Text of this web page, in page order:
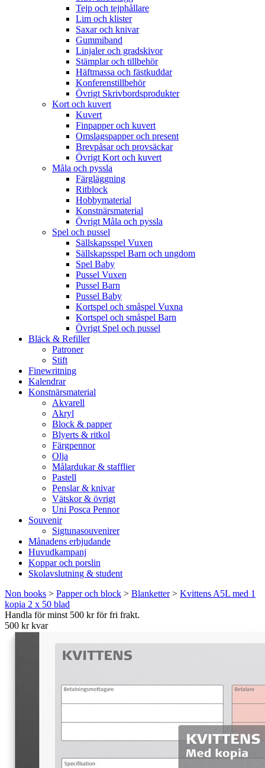
Tejp och tejphållare
Lim och klister
Saxar och knivar
Gummiband
Linjaler och gradskivor
Stämplar och tillbehör
Häftmassa och fästkuddar
Konferenstillbehör
Övrigt Skrivbordsprodukter
Kort och kuvert
Kuvert
Finpapper och kuvert
Omslagspapper och present
Brevpåsar och provsäckar
Övrigt Kort och kuvert
Måla och pyssla
Färgläggning
Ritblock
Hobbymaterial
Konstnärsmaterial
Övrigt Måla och pyssla
Spel och pussel
Sällskapsspel Vuxen
Sällskapsspel Barn och ungdom
Spel Baby
Pussel Vuxen
Pussel Barn
Pussel Baby
Kortspel och småspel Vuxna
Kortspel och småspel Barn
Övrigt Spel och pussel
Bläck & Refiller
Patroner
Stift
Finewritning
Kalendrar
Konstnärsmaterial
Akvarell
Akryl
Block & papper
Blyerts & ritkol
Färgpennor
Olja
Målardukar & stafflier
Pastell
Penslar & knivar
Vätskor & övrigt
Uni Posca Pennor
Souvenir
Sigtunasouvenirer
Månadens erbjudande
Huvudkampanj
Koppar och porslin
Skolavslutning & student
Non books > Papper och block > Blanketter> Kvittens A5L med 1
kopia 2 x 50 blad
Handla för minst 500 kr för fri frakt.
500 kr kvar